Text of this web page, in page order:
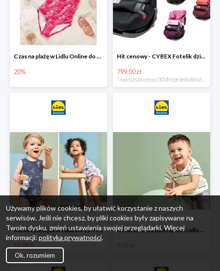
Czas na plażę w Lidlu Online do -20%
20%
Hit cenowy - CYBEX Fotelik dziecięcy samochodowy Pallasfix grupa I-III, 9-36 kg
799.00 zł
Moda dziecięca w Lidlu od 11.99 zł
11.99 zł
Ubrania i buty dziecięce w Lidlu Online od 9,99 zł
9.99 zł
Używamy plików cookies, by ułatwić korzystanie z naszych
serwisów. Jeśli nie chcesz, by pliki cookies były zapisywane na
Twoim dysku, zmień ustawienia swojej przeglądarki. Więcej
informacji: polityka prywatności.
Ok, rozumiem